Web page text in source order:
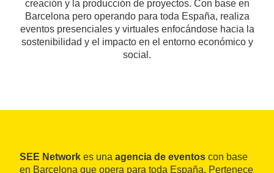
creación y la producción de proyectos. Con base en
Barcelona pero operando para toda España, realiza
eventos presenciales y virtuales enfocándose hacia la
sostenibilidad y el impacto en el entorno económico y
social.
SEE Network es una agencia de eventos con base
en Barcelona que opera para toda España. Pertenece